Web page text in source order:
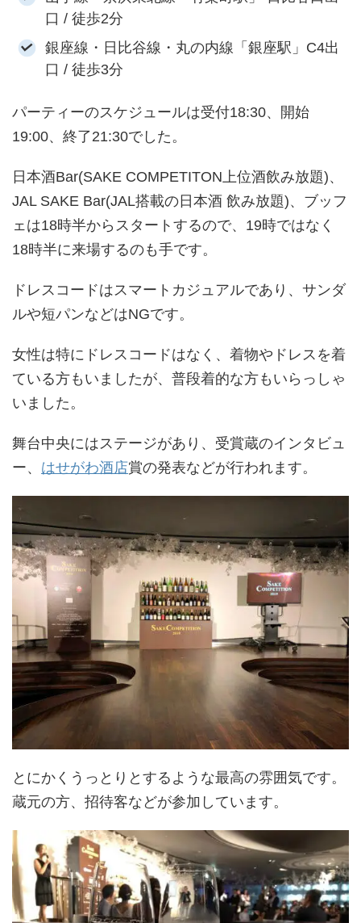
口 / 徒歩2分
銀座線・日比谷線・丸の内線「銀座駅」C4出
口 / 徒歩3分
パーティーのスケジュールは受付18:30、開始
19:00、終了21:30でした。
日本酒Bar(SAKE COMPETITON上位酒飲み放題)、
JAL SAKE Bar(JAL搭載の日本酒 飲み放題)、ブッフ
ェは18時半からスタートするので、19時ではなく
18時半に来場するのも手です。
ドレスコードはスマートカジュアルであり、サンダ
ルや短パンなどはNGです。
女性は特にドレスコードはなく、着物やドレスを着
ている方もいましたが、普段着的な方もいらっしゃ
いました。
舞台中央にはステージがあり、受賞蔵のインタビュ
ー、 はせがわ酒店賞の発表などが行われます。
とにかくうっとりとするような最高の雰囲気です。
蔵元の方、招待客などが参加しています。